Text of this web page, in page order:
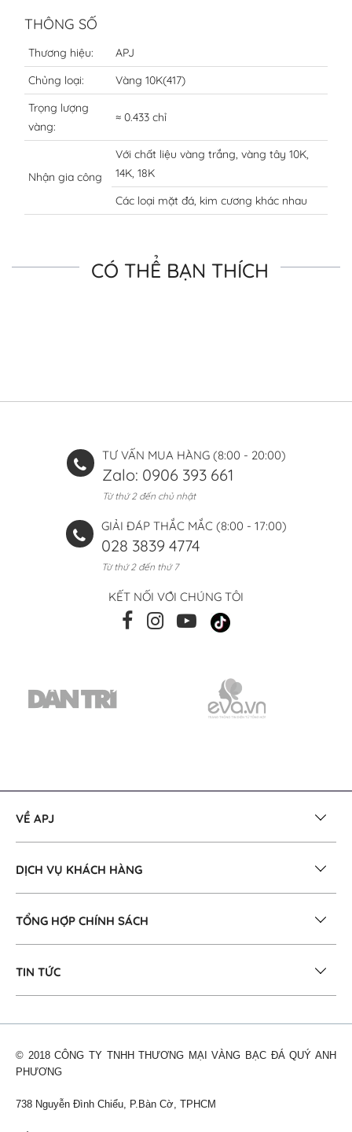
THÔNG SỐ
Thương hiệu:
APJ
Chủng loại:
Vàng 10K(417)
Trọng lượng
vàng:
≈ 0.433 chỉ
Nhận gia công
Với chất liệu vàng trắng, vàng tây 10K,
14K, 18K
Các loại mặt đá, kim cương khác nhau
CÓ THỂ BẠN THÍCH
TƯ VẤN MUA HÀNG (8:00 - 20:00)
Zalo: 0906 393 661
Từ thứ 2 đến chủ nhật
GIẢI ĐÁP THẮC MẮC (8:00 - 17:00)
028 3839 4774
Từ thứ 2 đến thứ 7
KẾT NỐI VỚI CHÚNG TÔI
VỀ APJ
DỊCH VỤ KHÁCH HÀNG
TỔNG HỢP CHÍNH SÁCH
TIN TỨC
© 2018 CÔNG TY TNHH THƯƠNG MẠI VÀNG BẠC ĐÁ QUÝ ANH
PHƯƠNG
738 Nguyễn Đình Chiểu, P.Bàn Cờ, TPHCM